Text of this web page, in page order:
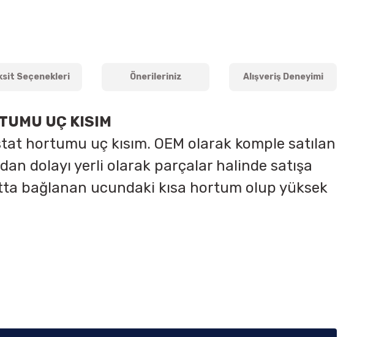
Seçenekleri Önerileriniz Alışveriş Deneyimi
UÇ KISIM
hortumu uç kısım. OEM olarak komple satılan
dolayı yerli olarak parçalar halinde satışa
bağlanan ucundaki kısa hortum olup yüksek